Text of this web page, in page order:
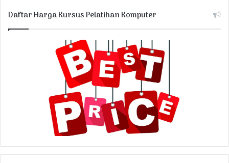
Daftar Harga Kursus Pelatihan Komputer